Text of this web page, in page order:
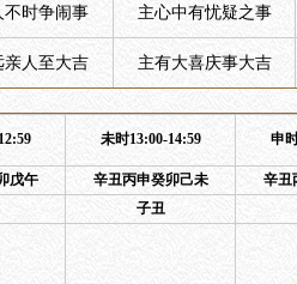
不时争闹事 主心中有忧疑之事
亲人至大吉 主有大喜庆事大吉
未时13:00-14:59 申
戊午 辛丑丙申癸卯己未 辛丑
子丑